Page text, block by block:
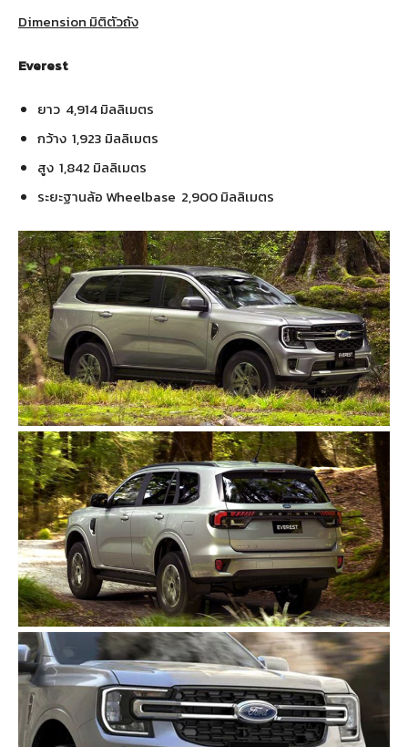
Dimension มิติตัวถัง
Everest
ยาว 4,914 มิลลิเมตร
กว้าง 1,923 มิลลิเมตร
สูง 1,842 มิลลิเมตร
ระยะฐานล้อ Wheelbase 2,900 มิลลิเมตร